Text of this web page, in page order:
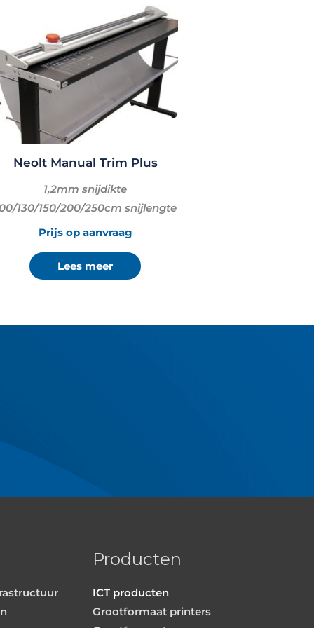
Neolt Manual Trim Plus
1,2mm snijdikte
130/150/200/250cm snijlengte
Prijs op aanvraag
Lees meer
Producten
ICT producten
Grootformaat printers